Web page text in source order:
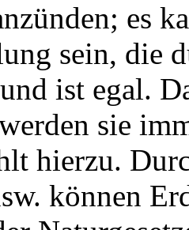
es
sein, die
ist egal.
sie
hierzu.
können